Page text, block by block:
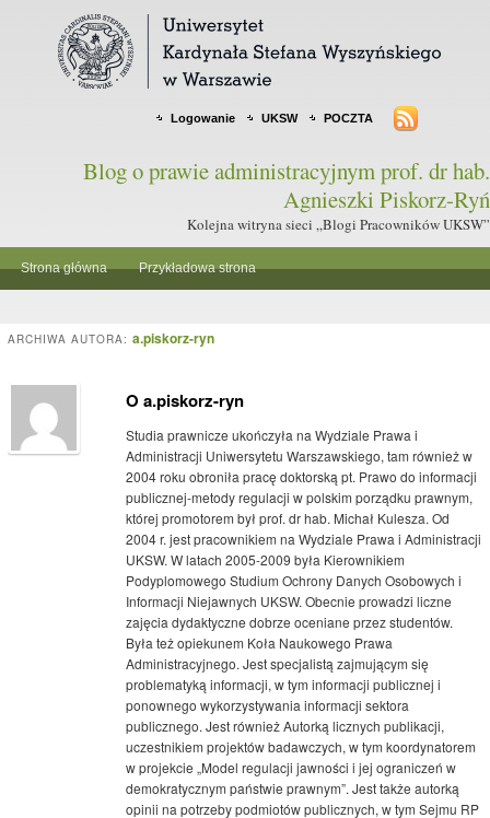
Logowanie UKSW POCZTA
Blog o prawie administracyjnym prof. dr hab.
Agnieszki Piskorz-Ryń
Kolejna witryna sieci „Blogi Pracowników UKSW”
Strona główna Przykładowa strona
ARCHIWA AUTORA:a.piskorz-ryn
O a.piskorz-ryn
Studia prawnicze ukończyła na Wydziale Prawa i
Administracji Uniwersytetu Warszawskiego, tam również w
2004 roku obroniła pracę doktorską pt. Prawo do informacji
publicznej-metody regulacji w polskim porządku prawnym,
której promotorem był prof. dr hab. Michał Kulesza. Od
2004 r. jest pracownikiem na Wydziale Prawa i Administracji
UKSW. W latach 2005-2009 była Kierownikiem
Podyplomowego Studium Ochrony Danych Osobowych i
Informacji Niejawnych UKSW. Obecnie prowadzi liczne
zajęcia dydaktyczne dobrze oceniane przez studentów.
Była też opiekunem Koła Naukowego Prawa
Administracyjnego. Jest specjalistą zajmującym się
problematyką informacji, w tym informacji publicznej i
ponownego wykorzystywania informacji sektora
publicznego. Jest również Autorką licznych publikacji,
uczestnikiem projektów badawczych, w tym koordynatorem
w projekcie „Model regulacji jawności i jej ograniczeń w
demokratycznym państwie prawnym”. Jest także autorką
opinii na potrzeby podmiotów publicznych, w tym Sejmu RP